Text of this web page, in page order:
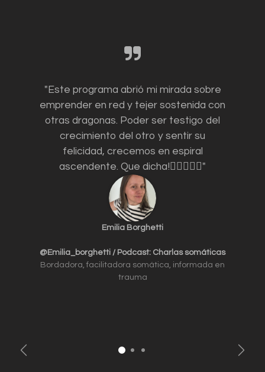
"Este programa abrió mi mirada sobre
emprender en red y tejer sostenida con
otras dragonas. Poder ser testigo del
crecimiento del otro y sentir su
felicidad, crecemos en espiral
ascendente. Que dicha!❤️‍🔥🐦‍🔥🌹"
Emilia Borghetti
@Emilia_borghetti / Podcast: Charlas somáticas
Bordadora, facilitadora somática, informada en
trauma
Anterior